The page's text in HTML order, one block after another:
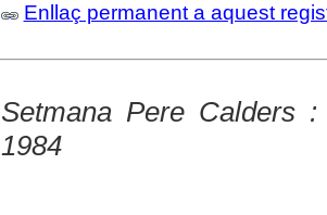
Enllaç permanent a aquest
Setmana Pere Calders
1984